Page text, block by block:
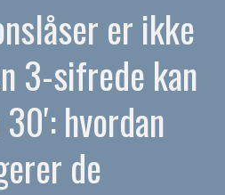
er ikke
3-sifrede kan
hvordan
de